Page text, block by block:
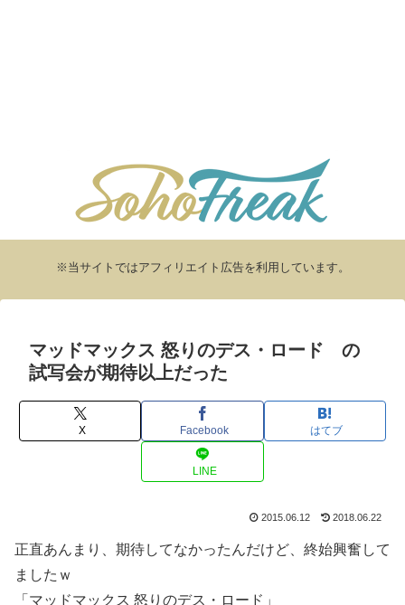
※当サイトではアフィリエイト広告を利用しています。
マッドマックス 怒りのデス・ロード の
試写会が期待以上だった
X Facebook はてブ
LINE
2015.06.12 2018.06.22
正直あんまり、期待してなかったんだけど、終始興奮して
ましたｗ
「マッドマックス 怒りのデス・ロード」